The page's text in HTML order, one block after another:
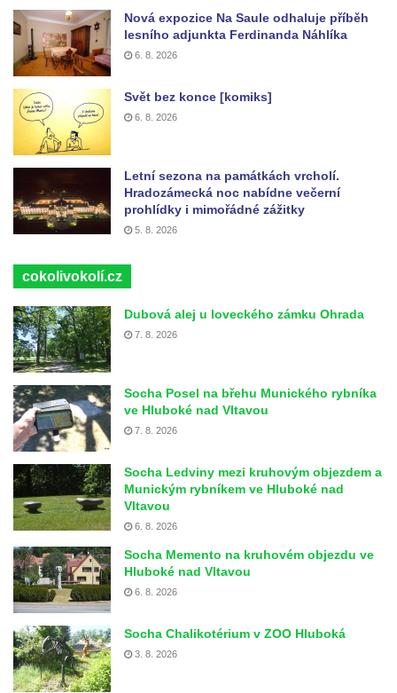
Nová expozice Na Saule odhaluje příběh
lesního adjunkta Ferdinanda Náhlíka
6. 8. 2026
Svět bez konce [komiks]
6. 8. 2026
Letní sezona na památkách vrcholí.
Hradozámecká noc nabídne večerní
prohlídky i mimořádné zážitky
5. 8. 2026
cokolivokolí.cz
Dubová alej u loveckého zámku Ohrada
7. 8. 2026
Socha Posel na břehu Munického rybníka
ve Hluboké nad Vltavou
7. 8. 2026
Socha Ledviny mezi kruhovým objezdem a
Munickým rybníkem ve Hluboké nad
Vltavou
6. 8. 2026
Socha Memento na kruhovém objezdu ve
Hluboké nad Vltavou
6. 8. 2026
Socha Chalikotérium v ZOO Hluboká
3. 8. 2026